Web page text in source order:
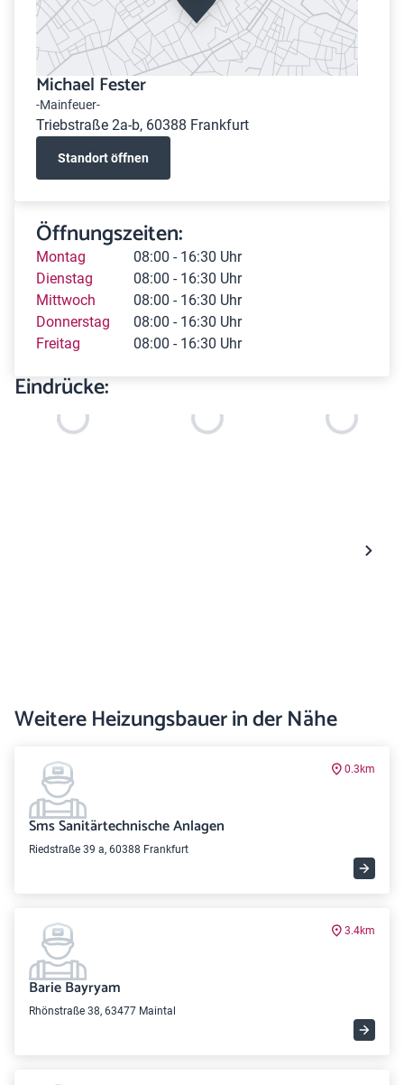
Michael Fester
-Mainfeuer-
Triebstraße 2a-b, 60388 Frankfurt
Standort öffnen
Öffnungszeiten:
Montag
08:00 - 16:30 Uhr
Dienstag
08:00 - 16:30 Uhr
Mittwoch
08:00 - 16:30 Uhr
Donnerstag
08:00 - 16:30 Uhr
Freitag
08:00 - 16:30 Uhr
Eindrücke:
Weitere Heizungsbauer in der Nähe
0.3km
Sms Sanitärtechnische Anlagen
Riedstraße 39 a, 60388 Frankfurt
3.4km
Barie Bayryam
Rhönstraße 38, 63477 Maintal